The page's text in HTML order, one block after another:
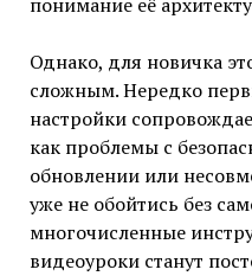
понимание её
Однако, для новичка
сложным. Нередко
настройки
как проблемы с
обновлении или
уже не обойтись без
многочисленные
видеоуроки станут